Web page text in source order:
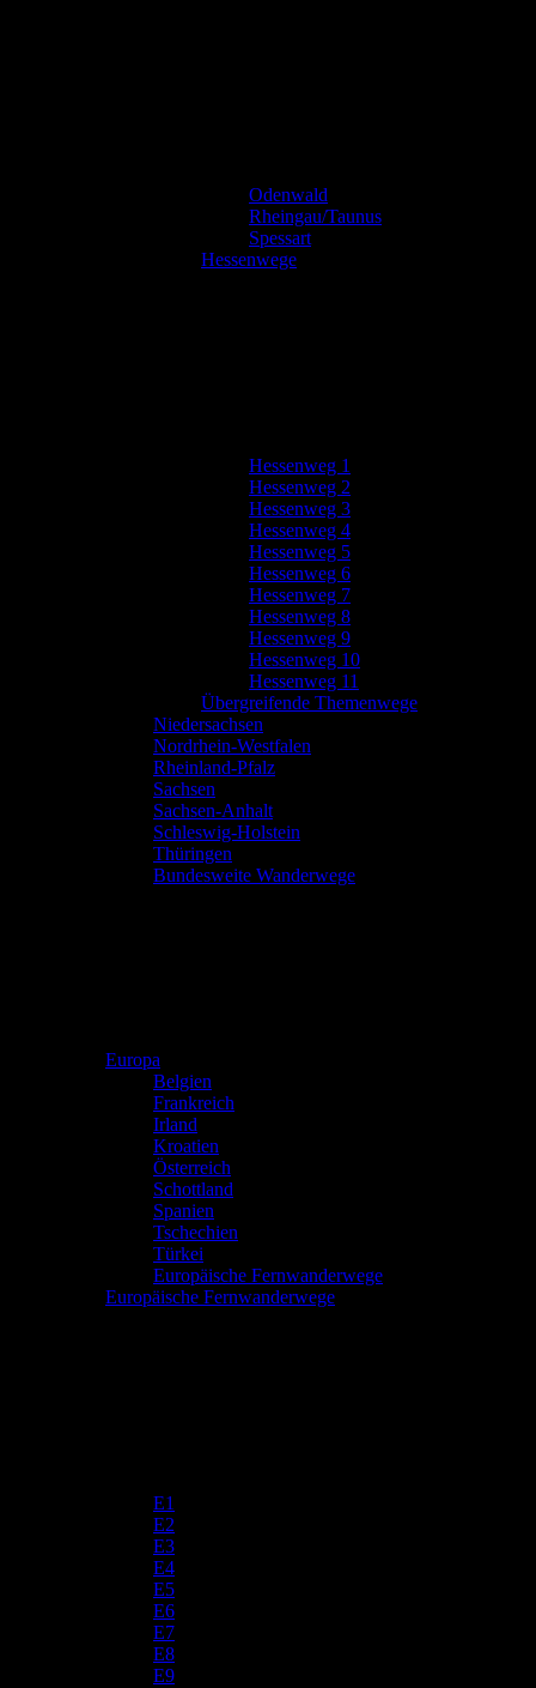
Odenwald
Rheingau/Taunus
Spessart
Hessenwege
Hessenweg 1
Hessenweg 2
Hessenweg 3
Hessenweg 4
Hessenweg 5
Hessenweg 6
Hessenweg 7
Hessenweg 8
Hessenweg 9
Hessenweg 10
Hessenweg 11
Übergreifende Themenwege
Niedersachsen
Nordrhein-Westfalen
Rheinland-Pfalz
Sachsen
Sachsen-Anhalt
Schleswig-Holstein
Thüringen
Bundesweite Wanderwege
Europa
Belgien
Frankreich
Irland
Kroatien
Österreich
Schottland
Spanien
Tschechien
Türkei
Europäische Fernwanderwege
Europäische Fernwanderwege
E1
E2
E3
E4
E5
E6
E7
E8
E9